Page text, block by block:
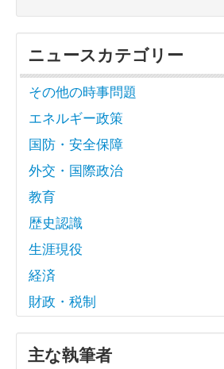
ニュースカテゴリー
その他の時事問題
エネルギー政策
国防・安全保障
外交・国際政治
教育
歴史認識
生涯現役
経済
財政・税制
主な執筆者